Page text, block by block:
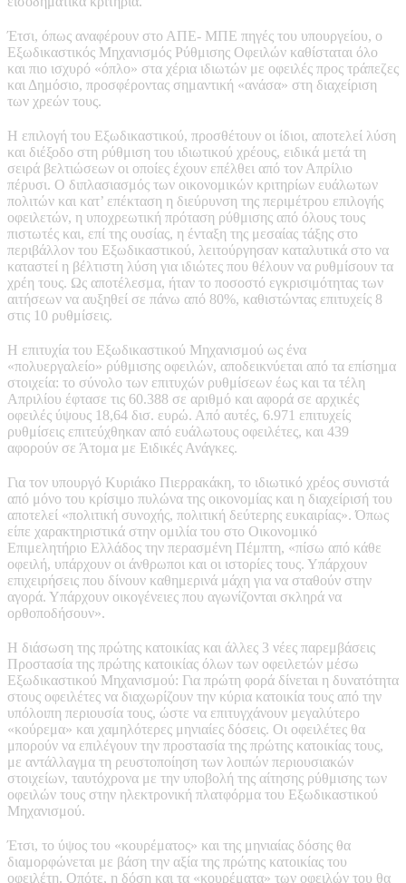
Έτσι, όπως αναφέρουν στο ΑΠΕ- ΜΠΕ πηγές του υπουργείου, ο
Εξωδικαστικός Μηχανισμός Ρύθμισης Οφειλών καθίσταται όλο
και πιο ισχυρό «όπλο» στα χέρια ιδιωτών με οφειλές προς τράπεζες
και Δημόσιο, προσφέροντας σημαντική «ανάσα» στη διαχείριση
των χρεών τους.
Η επιλογή του Εξωδικαστικού, προσθέτουν οι ίδιοι, αποτελεί λύση
και διέξοδο στη ρύθμιση του ιδιωτικού χρέους, ειδικά μετά τη
σειρά βελτιώσεων οι οποίες έχουν επέλθει από τον Απρίλιο
πέρυσι. Ο διπλασιασμός των οικονομικών κριτηρίων ευάλωτων
πολιτών και κατ’ επέκταση η διεύρυνση της περιμέτρου επιλογής
οφειλετών, η υποχρεωτική πρόταση ρύθμισης από όλους τους
πιστωτές και, επί της ουσίας, η ένταξη της μεσαίας τάξης στο
περιβάλλον του Εξωδικαστικού, λειτούργησαν καταλυτικά στο να
καταστεί η βέλτιστη λύση για ιδιώτες που θέλουν να ρυθμίσουν τα
χρέη τους. Ως αποτέλεσμα, ήταν το ποσοστό εγκρισιμότητας των
αιτήσεων να αυξηθεί σε πάνω από 80%, καθιστώντας επιτυχείς 8
στις 10 ρυθμίσεις.
Η επιτυχία του Εξωδικαστικού Μηχανισμού ως ένα
«πολυεργαλείο» ρύθμισης οφειλών, αποδεικνύεται από τα επίσημα
στοιχεία: το σύνολο των επιτυχών ρυθμίσεων έως και τα τέλη
Απριλίου έφτασε τις 60.388 σε αριθμό και αφορά σε αρχικές
οφειλές ύψους 18,64 δισ. ευρώ. Από αυτές, 6.971 επιτυχείς
ρυθμίσεις επιτεύχθηκαν από ευάλωτους οφειλέτες, και 439
αφορούν σε Άτομα με Ειδικές Ανάγκες.
Για τον υπουργό Κυριάκο Πιερρακάκη, το ιδιωτικό χρέος συνιστά
από μόνο του κρίσιμο πυλώνα της οικονομίας και η διαχείρισή του
αποτελεί «πολιτική συνοχής, πολιτική δεύτερης ευκαιρίας». Όπως
είπε χαρακτηριστικά στην ομιλία του στο Οικονομικό
Επιμελητήριο Ελλάδος την περασμένη Πέμπτη, «πίσω από κάθε
οφειλή, υπάρχουν οι άνθρωποι και οι ιστορίες τους. Υπάρχουν
επιχειρήσεις που δίνουν καθημερινά μάχη για να σταθούν στην
αγορά. Υπάρχουν οικογένειες που αγωνίζονται σκληρά να
ορθοποδήσουν».
Η διάσωση της πρώτης κατοικίας και άλλες 3 νέες παρεμβάσεις
Προστασία της πρώτης κατοικίας όλων των οφειλετών μέσω
Εξωδικαστικού Μηχανισμού: Για πρώτη φορά δίνεται η δυνατότητα
στους οφειλέτες να διαχωρίζουν την κύρια κατοικία τους από την
υπόλοιπη περιουσία τους, ώστε να επιτυγχάνουν μεγαλύτερο
«κούρεμα» και χαμηλότερες μηνιαίες δόσεις. Οι οφειλέτες θα
μπορούν να επιλέγουν την προστασία της πρώτης κατοικίας τους,
με αντάλλαγμα τη ρευστοποίηση των λοιπών περιουσιακών
στοιχείων, ταυτόχρονα με την υποβολή της αίτησης ρύθμισης των
οφειλών τους στην ηλεκτρονική πλατφόρμα του Εξωδικαστικού
Μηχανισμού.
Έτσι, το ύψος του «κουρέματος» και της μηνιαίας δόσης θα
διαμορφώνεται με βάση την αξία της πρώτης κατοικίας του
οφειλέτη. Οπότε, η δόση και τα «κουρέματα» των οφειλών του θα